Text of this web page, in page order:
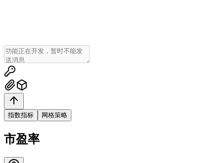
指数指标 网格策略
市盈率